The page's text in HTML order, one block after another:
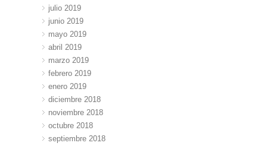
julio 2019
junio 2019
mayo 2019
abril 2019
marzo 2019
febrero 2019
enero 2019
diciembre 2018
noviembre 2018
octubre 2018
septiembre 2018